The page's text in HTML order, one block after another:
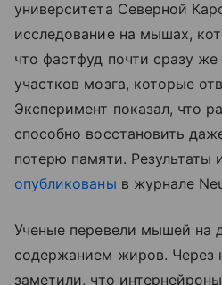
университета Северной
исследование на мышах,
что фастфуд почти сразу
участков мозга, которые
Эксперимент показал, что
способно восстановить
потерю памяти. Результаты
опубликованы в журнале
Ученые перевели мышей на
содержанием жиров. Через
заметили, что